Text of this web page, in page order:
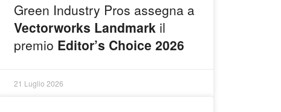
Green Industry Pros assegna a
Vectorworks Landmarkil
premio Editor’s Choice 2026
21 Luglio 2026